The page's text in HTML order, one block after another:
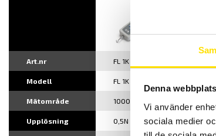
Denna
Vi använder
sociala medier
Art.nr FL 1K
Modell FL 1K
Mätområde 1000N
Upplösning 0,5N